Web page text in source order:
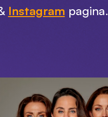
Instagram pagina.